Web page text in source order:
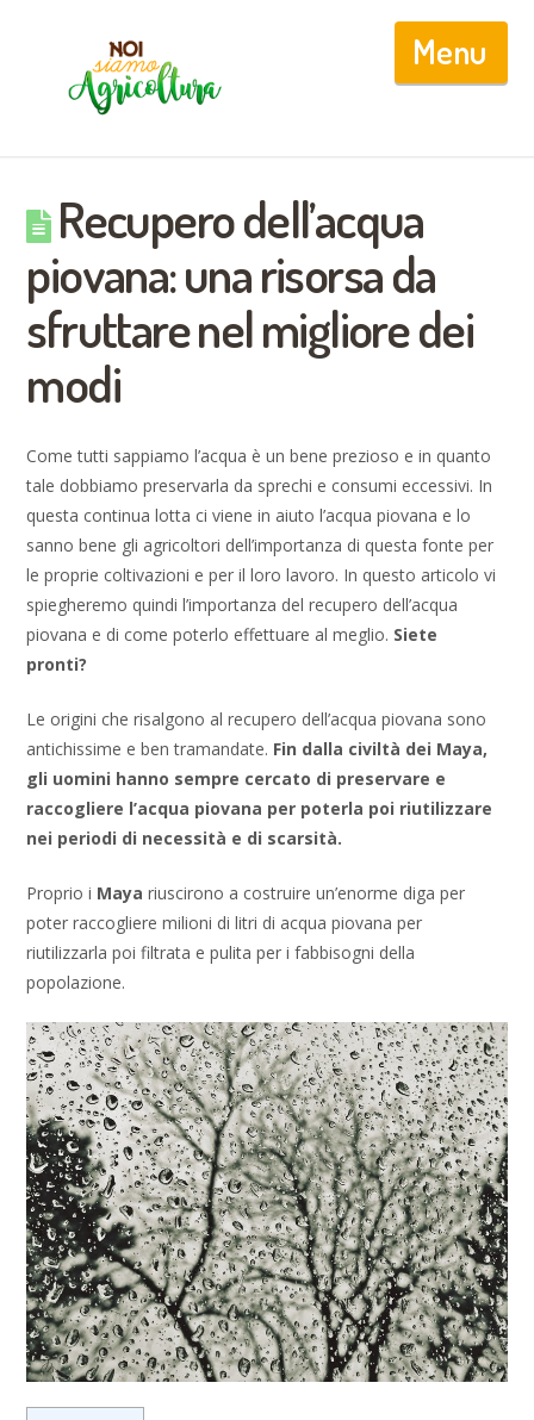
Recupero dell’acqua
piovana: una risorsa da
sfruttare nel migliore dei
modi
Come tutti sappiamo l’acqua è un bene prezioso e in quanto
tale dobbiamo preservarla da sprechi e consumi eccessivi. In
questa continua lotta ci viene in aiuto l’acqua piovana e lo
sanno bene gli agricoltori dell’importanza di questa fonte per
le proprie coltivazioni e per il loro lavoro. In questo articolo vi
spiegheremo quindi l’importanza del recupero dell’acqua
piovana e di come poterlo effettuare al meglio. Siete
pronti?
Le origini che risalgono al recupero dell’acqua piovana sono
antichissime e ben tramandate. Fin dalla civiltà dei Maya,
gli uomini hanno sempre cercato di preservare e
raccogliere l’acqua piovana per poterla poi riutilizzare
nei periodi di necessità e di scarsità.
Proprio i Maya riuscirono a costruire un’enorme diga per
poter raccogliere milioni di litri di acqua piovana per
riutilizzarla poi filtrata e pulita per i fabbisogni della
popolazione.